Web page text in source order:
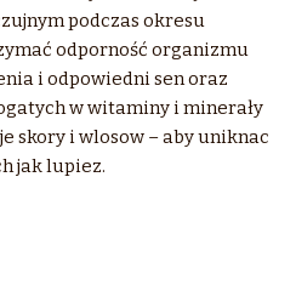
podczas okresu
odporność organizmu
i odpowiedni sen oraz
w witaminy i minerały
skory i wlosow – aby uniknac
jak lupiez.